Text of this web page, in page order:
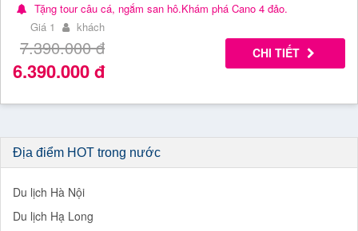
Tặng tour câu cá, ngắm san hô.Khám phá Cano 4 đảo.
Giá 1
khách
7.390.000đ
6.390.000đ
CHI TIẾT
Địa điểm HOT trong nước
Du lịch Hà Nội
Du lịch Hạ Long